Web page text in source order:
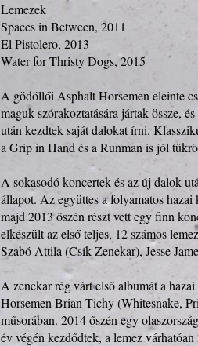
Lemezek
Spaces in Between, 2011
El Pistolero, 2013
Water for Thristy Dogs, 2015
A gödöllői Asphalt Horsemen eleinte
maguk szórakoztatására jártak össze,
után kezdtek saját dalokat írni.
a Grip in Hand és a Runman is jól
A sokasodó koncertek és az új dalok
állapot. Az együttes a folyamatos
majd 2013 őszén részt vett egy finn
elkészült az első teljes, 12 számos
Szabó Attila (Csík Zenekar), Jesse
A zenekar rég várt első albumát a
Horsemen Brian Tichy (Whitesnake,
műsorában. 2014 őszén egy
év végén kezdődtek, a lemez